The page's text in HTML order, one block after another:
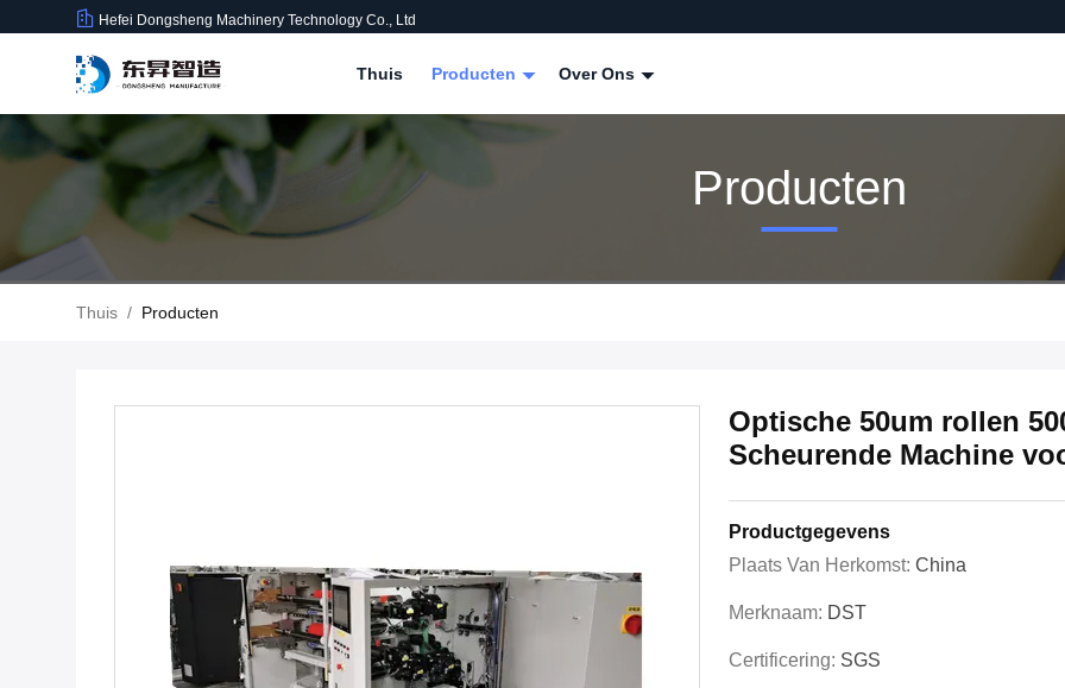
Hefei Dongsheng Machinery Technology Co., Ltd
Thuis Producten Over Ons
Producten
Thuis / Producten
Optische 50um rollen
Scheurende Machine
Productgegevens
Plaats Van Herkomst: China
Merknaam: DST
Certificering: SGS